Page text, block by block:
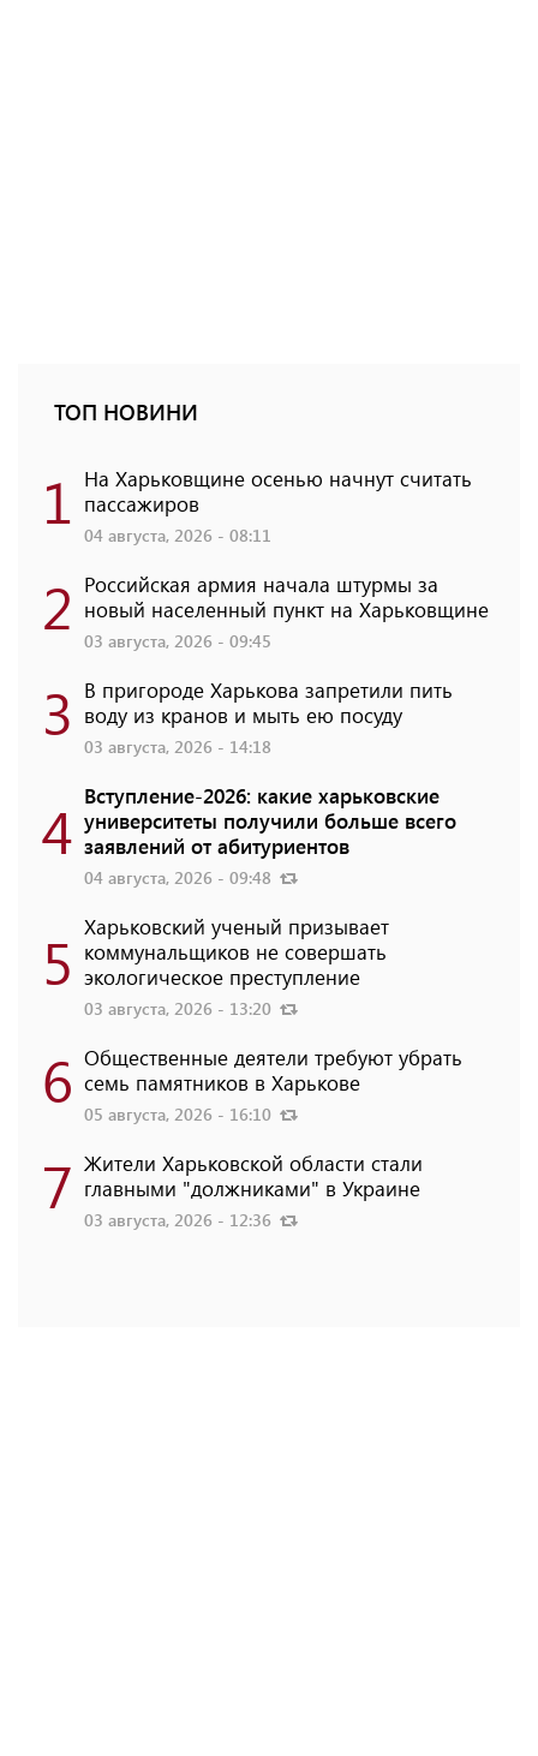
ТОП НОВИНИ
1 На Харьковщине осенью начнут считать
пассажиров
04 августа, 2026 - 08:11
2 Российская армия начала штурмы за
новый населенный пункт на Харьковщине
03 августа, 2026 - 09:45
3 В пригороде Харькова запретили пить
воду из кранов и мыть ею посуду
03 августа, 2026 - 14:18
4 Вступление-2026: какие харьковские
университеты получили больше всего
заявлений от абитуриентов
04 августа, 2026 - 09:48
5 Харьковский ученый призывает
коммунальщиков не совершать
экологическое преступление
03 августа, 2026 - 13:20
6 Общественные деятели требуют убрать
семь памятников в Харькове
05 августа, 2026 - 16:10
7 Жители Харьковской области стали
главными "должниками" в Украине
03 августа, 2026 - 12:36